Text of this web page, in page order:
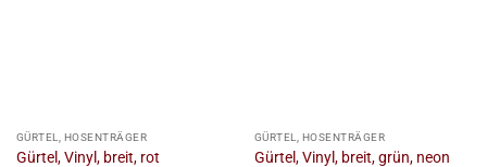
GÜRTEL, HOSENTRÄGER
Gürtel, Vinyl, breit, rot
GÜRTEL, HOSENTRÄGER
Gürtel, Vinyl, breit, grün, neon